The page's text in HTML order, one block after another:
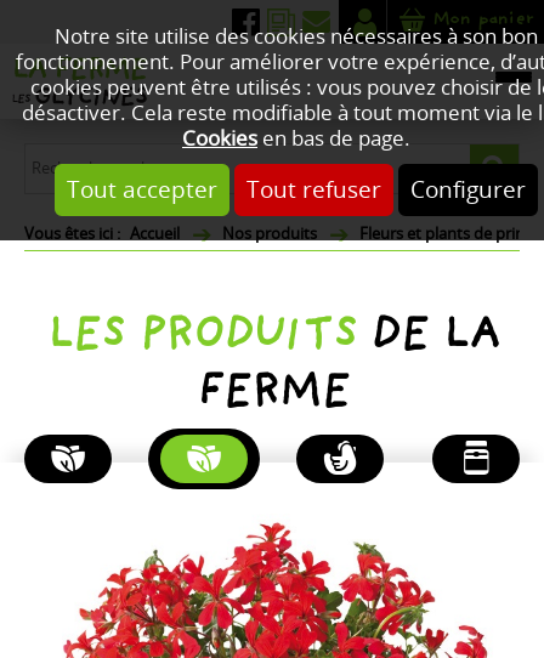
Notre site utilise des cookies nécessaires à son bon
fonctionnement. Pour améliorer votre expérience,
cookies peuvent être utilisés : vous pouvez choisir de
désactiver. Cela reste modifiable à tout moment via le
Cookies en bas de page.
Tout accepter Tout refuser Configurer
Mon panier
Accueil Nos produits Fleurs et plants de
LES PRODUITS DE LA
FERME
D'AUTOMNE ET
PLANTS
DE
PRINTEMPS
POULETS
ET
PINTADES